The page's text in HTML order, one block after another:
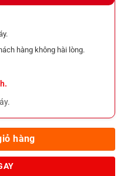
hàng không hài lòng.
hàng